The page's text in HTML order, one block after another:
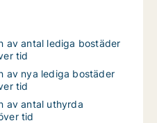
av antal lediga bostäder
tid
av nya lediga bostäder
tid
av antal uthyrda
tid